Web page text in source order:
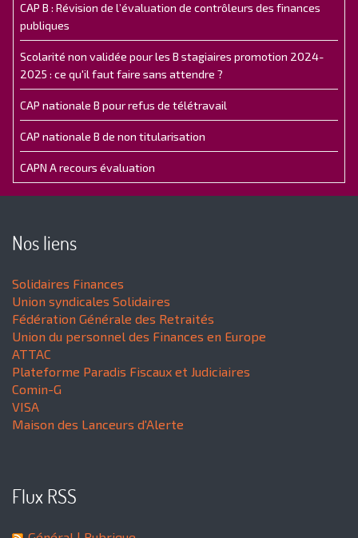
CAP B : Révision de l’évaluation de contrôleurs des finances
publiques
Scolarité non validée pour les B stagiaires promotion 2024-
2025 : ce qu'il faut faire sans attendre ?
CAP nationale B pour refus de télétravail
CAP nationale B de non titularisation
CAPN A recours évaluation
Nos liens
Solidaires Finances
Union syndicales Solidaires
Fédération Générale des Retraités
Union du personnel des Finances en Europe
ATTAC
Plateforme Paradis Fiscaux et Judiciaires
Comin-G
VISA
Maison des Lanceurs d'Alerte
Flux RSS